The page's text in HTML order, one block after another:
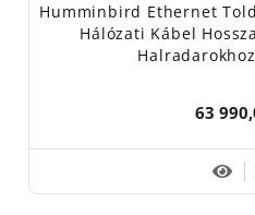
Humminbird Ethernet
Hálózati Kábel
Halradarokhoz
63